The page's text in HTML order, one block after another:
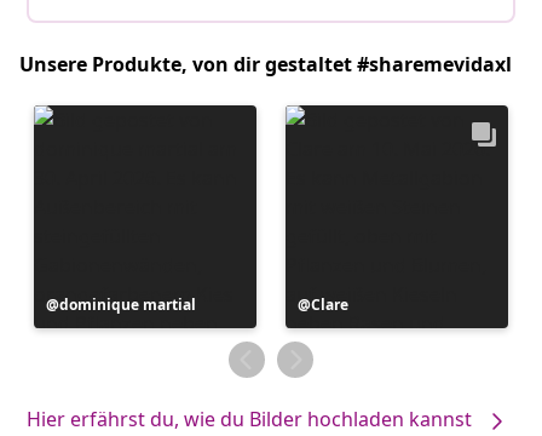
Unsere Produkte, von dir gestaltet #sharemevidaxl
Beitrag
veröffentlicht
dominique martial
Beitrag
veröffentlicht
von
Clare
Hier erfährst du, wie du Bilder hochladen kannst